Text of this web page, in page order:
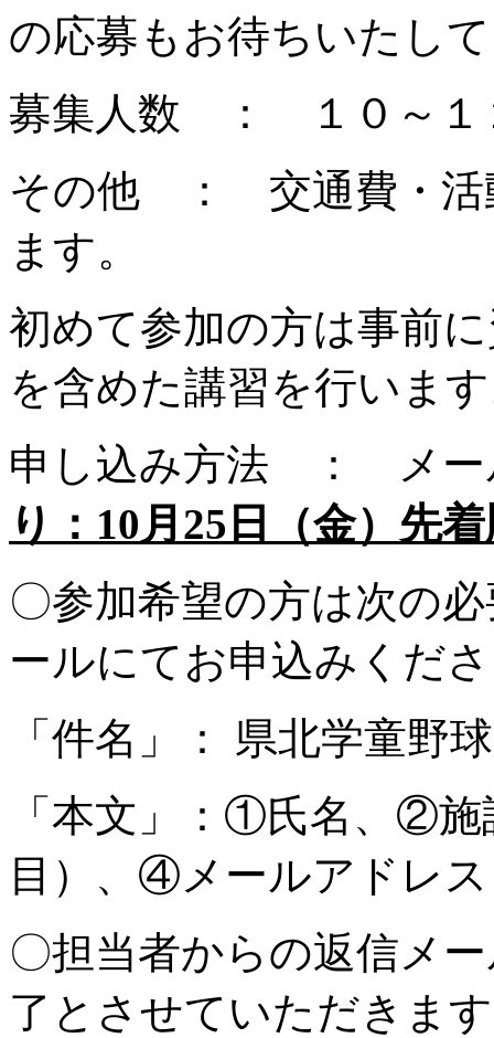
の応募もお待ちいたし
募集人数 ： １０～１
その他 ： 交通費・活
ます。
初めて参加の方は事前
を含めた講習を行いま
申し込み方法 ：
り： 10月 25 日（金）先
〇参加希望の方は次の
ールにてお申込みくだ
「件名」： 県北学童野
「本文」：①氏名、②
目）、④メールアドレ
〇担当者からの返信メ
了とさせていただきま